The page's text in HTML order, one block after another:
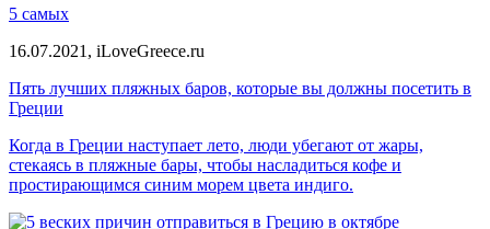
5 самых
16.07.2021, iLoveGreece.ru
Пять лучших пляжных баров, которые вы должны посетить в
Греции
Когда в Греции наступает лето, люди убегают от жары,
стекаясь в пляжные бары, чтобы насладиться кофе и
простирающимся синим морем цвета индиго.